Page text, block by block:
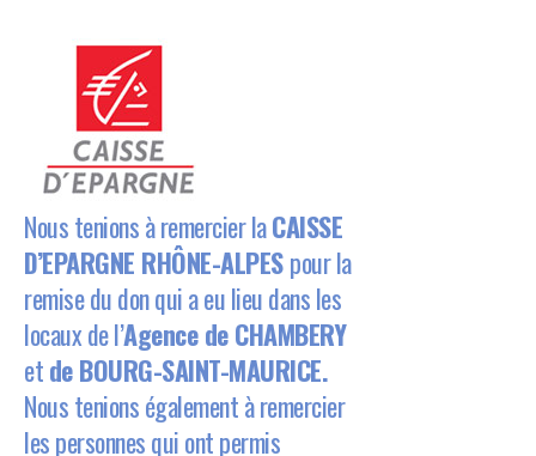
Nous tenions à remercier laCAISSE
D’EPARGNE RHÔNE-ALPESpour la
remise du don qui a eu lieu dans les
locaux de l’Agence de CHAMBERY
etde BOURG-SAINT-MAURICE.
Nous tenions également à remercier
les personnes qui ont permis